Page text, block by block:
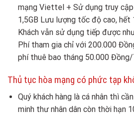
mạng Viettel + Sử dụng truy
1,5GB Lưu lượng tốc độ cao, hết
Khách vẫn sử dụng tiếp được
Phí tham gia chỉ với 200.000
phí thuê bao tháng 50.000 Đồng/
Thủ tục hòa mạng có phức tạp
Quý khách hàng là cá nhân thì
minh thư nhân dân còn thời hạn